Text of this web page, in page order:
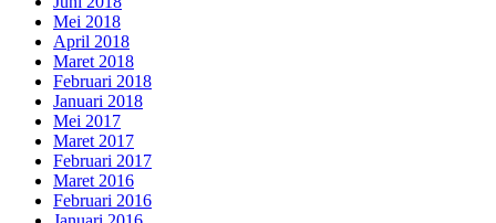
Mei 2018
April 2018
Maret 2018
Februari 2018
Januari 2018
Mei 2017
Maret 2017
Februari 2017
Maret 2016
Februari 2016